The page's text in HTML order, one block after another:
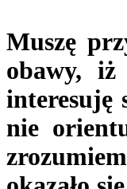
Muszę
obawy,
interesuję
nie